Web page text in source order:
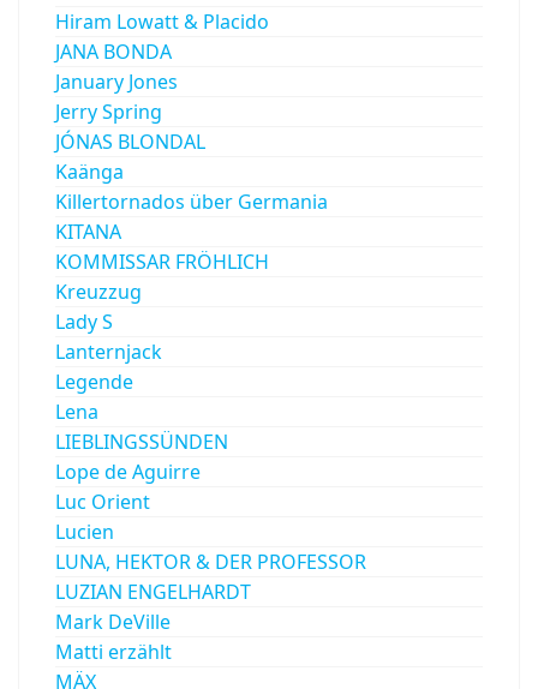
Hiram Lowatt & Placido
JANA BONDA
January Jones
Jerry Spring
JÓNAS BLONDAL
Kaänga
Killertornados über Germania
KITANA
KOMMISSAR FRÖHLICH
Kreuzzug
Lady S
Lanternjack
Legende
Lena
LIEBLINGSSÜNDEN
Lope de Aguirre
Luc Orient
Lucien
LUNA, HEKTOR & DER PROFESSOR
LUZIAN ENGELHARDT
Mark DeVille
Matti erzählt
MÄX